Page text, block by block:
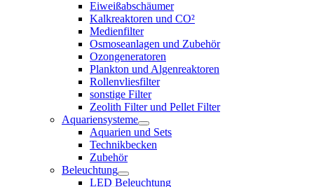
Eiweißabschäumer
Kalkreaktoren und CO²
Medienfilter
Osmoseanlagen und Zubehör
Ozongeneratoren
Plankton und Algenreaktoren
Rollenvliesfilter
sonstige Filter
Zeolith Filter und Pellet Filter
Aquariensysteme
Aquarien und Sets
Technikbecken
Zubehör
Beleuchtung
LED Beleuchtung